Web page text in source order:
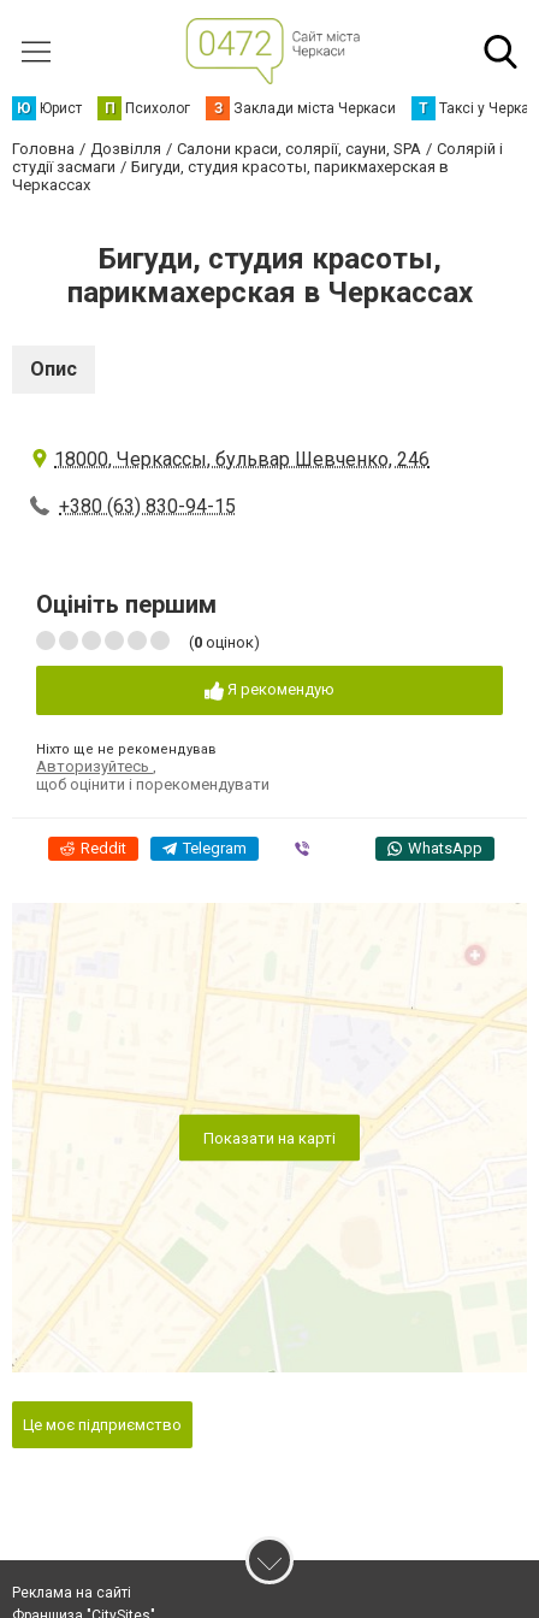
Ю Юрист П Психолог З Заклади міста Черкаси Т Таксі у
Головна Дозвілля Салони краси, солярії, сауни, SPA
Солярій і
студії засмаги
Бигуди, студия красоты, парикмахерская в
Черкассах
Бигуди, студия красоты,
парикмахерская в Черкассах
Опис
18000, Черкассы, бульвар Шевченко, 246
+380 (63) 830-94-15
Оцініть першим
(0 оцінок)
Я рекомендую
Ніхто ще не рекомендував
Авторизуйтесь
щоб оцінити і порекомендувати
Reddit Telegram WhatsApp
Показати на карті
Це моє підприємство
Реклама на сайті